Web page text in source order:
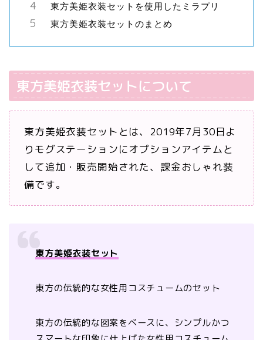
東方美姫衣装セットを使用したミラプリ
東方美姫衣装セットのまとめ
東方美姫衣装セットについて
東方美姫衣装セットとは、2019年7月30日よ
りモグステーションにオプションアイテムと
して追加・販売開始された、課金おしゃれ装
備です。
東方美姫衣装セット
東方の伝統的な女性用コスチュームのセット
東方の伝統的な図案をベースに、シンプルかつ